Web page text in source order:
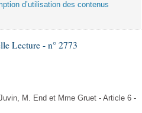
d’utilisation des contenus
Lecture - n° 2773
M. End et Mme Gruet - Article 6 -